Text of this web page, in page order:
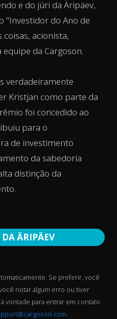
e do júri da Äripäev,
"Investidor do Ano de
acionista,
da Cargoson.
verdadeiramente
Kristjan como parte da
foi concedido ao
para o
de investimento
da sabedoria
distinção da
ÄRIPÄEV
Se preferir, você
notar algum erro ou tiver
vontade para entrar em contato
.